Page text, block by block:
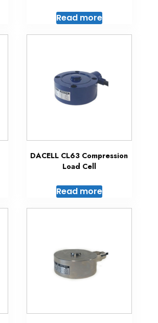
Read more
DACELL CL63 Compression
Load Cell
Read more